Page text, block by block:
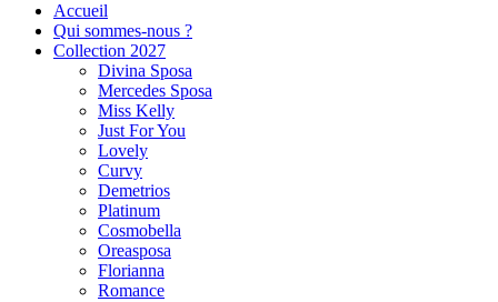
Accueil
Qui sommes-nous ?
Collection 2027
Divina Sposa
Mercedes Sposa
Miss Kelly
Just For You
Lovely
Curvy
Demetrios
Platinum
Cosmobella
Oreasposa
Florianna
Romance